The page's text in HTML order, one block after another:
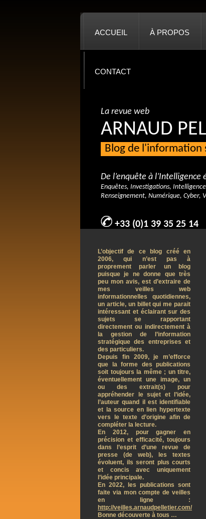
ACCUEIL À PROPOS
CONTACT
La revue web
ARNAUD
Blog de l'information
De l’enquête à l’Intelligence
Enquêtes, Investigations,
Renseignement, Numérique, Cyber,
+33 (0)1 39 35 25 14
L’objectif de ce blog créé en
2006, qui n’est pas à
proprement parler un blog
puisque je ne donne que très
peu mon avis, est d’extraire de
mes veilles web
informationnelles quotidiennes,
un article, un billet qui me parait
intéressant et éclairant sur des
sujets se rapportant
directement ou indirectement à
la gestion de l’information
stratégique des entreprises et
des particuliers.
Depuis fin 2009, je m’efforce
que la forme des publications
soit toujours la même ; un titre,
éventuellement une image, un
ou des extrait(s) pour
appréhender le sujet et l’idée,
l’auteur quand il est identifiable
et la source en lien hypertexte
vers le texte d’origine afin de
compléter la lecture.
En 2012, pour gagner en
précision et efficacité, toujours
dans l’esprit d’une revue de
presse (de web), les textes
évoluent, ils seront plus courts
et concis avec uniquement
l’idée principale.
En 2022, les publications sont
faite via mon compte de veilles
en ligne :
http://veilles.arnaudpelletier.com/
Bonne découverte à tous …